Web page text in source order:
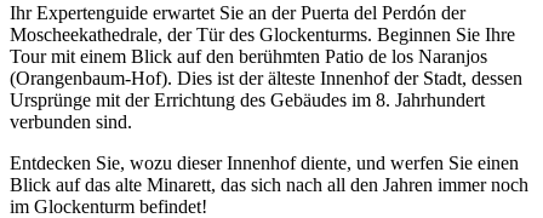
Ihr Expertenguide erwartet Sie an der Puerta del Perdón der
Moscheekathedrale, der Tür des Glockenturms. Beginnen Sie Ihre
Tour mit einem Blick auf den berühmten Patio de los Naranjos
(Orangenbaum-Hof). Dies ist der älteste Innenhof der Stadt, dessen
Ursprünge mit der Errichtung des Gebäudes im 8. Jahrhundert
verbunden sind.
Entdecken Sie, wozu dieser Innenhof diente, und werfen Sie einen
Blick auf das alte Minarett, das sich nach all den Jahren immer noch
im Glockenturm befindet!